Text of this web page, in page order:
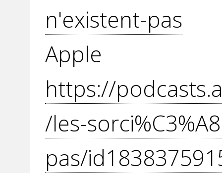
n'existent-pas
Apple
https://
/les-
pas/